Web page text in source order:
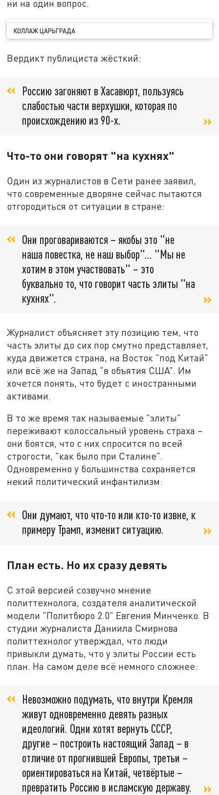
ни на один вопрос.
КОЛЛАЖ ЦАРЬГРАДА
Вердикт публициста жёсткий:
Россию загоняют в Хасавюрт, пользуясь
слабостью части верхушки, которая по
происхождению из 90-х.
Что-то они говорят "на кухнях"
Один из журналистов в Сети ранее заявил,
что современные дворяне сейчас пытаются
отгородиться от ситуации в стране:
Они проговариваются – якобы это "не
наша повестка, не наш выбор"… "Мы не
хотим в этом участвовать" – это
буквально то, что говорит часть элиты "на
кухнях".
Журналист объясняет эту позицию тем, что
часть элиты до сих пор смутно представляет,
куда движется страна, на Восток "под Китай"
или всё же на Запад "в объятия США". Им
хочется понять, что будет с иностранными
активами.
В то же время так называемые "элиты"
переживают колоссальный уровень страха –
они боятся, что с них спросится по всей
строгости, "как было при Сталине".
Одновременно у большинства сохраняется
некий политический инфантилизм:
Они думают, что что-то или кто-то извне, к
примеру Трамп, изменит ситуацию.
План есть. Но их сразу девять
С этой версией созвучно мнение
политтехнолога, создателя аналитической
модели "Политбюро 2.0" Евгения Минченко. В
студии журналиста Даниила Смирнова
политтехнолог утверждал, что люди
привыкли думать, что у элиты России есть
план. На самом деле всё немного сложнее:
Невозможно подумать, что внутри Кремля
живут одновременно девять разных
идеологий. Одни хотят вернуть СССР,
другие – построить настоящий Запад – в
отличие от прогнившей Европы, третьи –
ориентироваться на Китай, четвёртые –
превратить Россию в исламскую державу.